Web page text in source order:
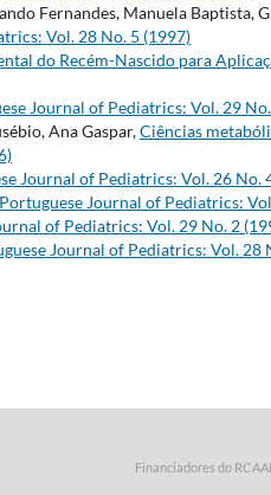
Fernandes, Manuela Baptista,
Vol. 28 No. 5 (1997)
do Recém-Nascido para
Journal of Pediatrics: Vol. 29
Ana Gaspar,Ciências
Journal of Pediatrics: Vol. 26 No.
Portuguese Journal of Pediatrics:
of Pediatrics: Vol. 29 No. 2
Journal of Pediatrics: Vol. 28
Financiadores do